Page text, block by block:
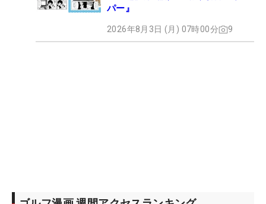
パー』
2026年8月3日 (月) 07時00分 9